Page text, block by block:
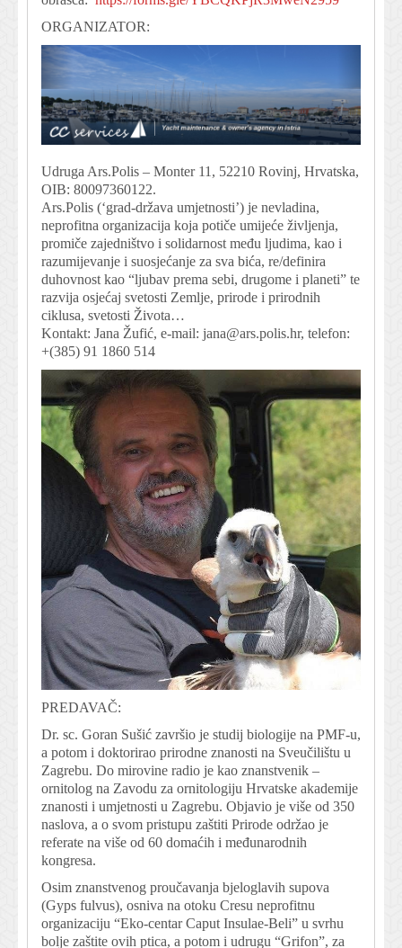
ORGANIZATOR:
Udruga Ars.Polis – Monter 11, 52210 Rovinj, Hrvatska,
OIB: 80097360122.
Ars.Polis (‘grad-država umjetnosti’) je nevladina,
neprofitna organizacija koja potiče umijeće življenja,
promiče zajedništvo i solidarnost među ljudima, kao i
razumijevanje i suosjećanje za sva bića, re/definira
duhovnost kao “ljubav prema sebi, drugome i planeti” te
razvija osjećaj svetosti Zemlje, prirode i prirodnih
ciklusa, svetosti Života…
Kontakt: Jana Žufić, e-mail: jana@ars.polis.hr, telefon:
+(385) 91 1860 514
PREDAVAČ:
Dr. sc. Goran Sušić završio je studij biologije na PMF-u,
a potom i doktorirao prirodne znanosti na Sveučilištu u
Zagrebu. Do mirovine radio je kao znanstvenik –
ornitolog na Zavodu za ornitologiju Hrvatske akademije
znanosti i umjetnosti u Zagrebu. Objavio je više od 350
naslova, a o svom pristupu zaštiti Prirode održao je
referate na više od 60 domaćih i međunarodnih
kongresa.
Osim znanstvenog proučavanja bjeloglavih supova
(Gyps fulvus), osniva na otoku Cresu neprofitnu
organizaciju “Eko-centar Caput Insulae-Beli” u svrhu
bolje zaštite ovih ptica, a potom i udrugu “Grifon”, za